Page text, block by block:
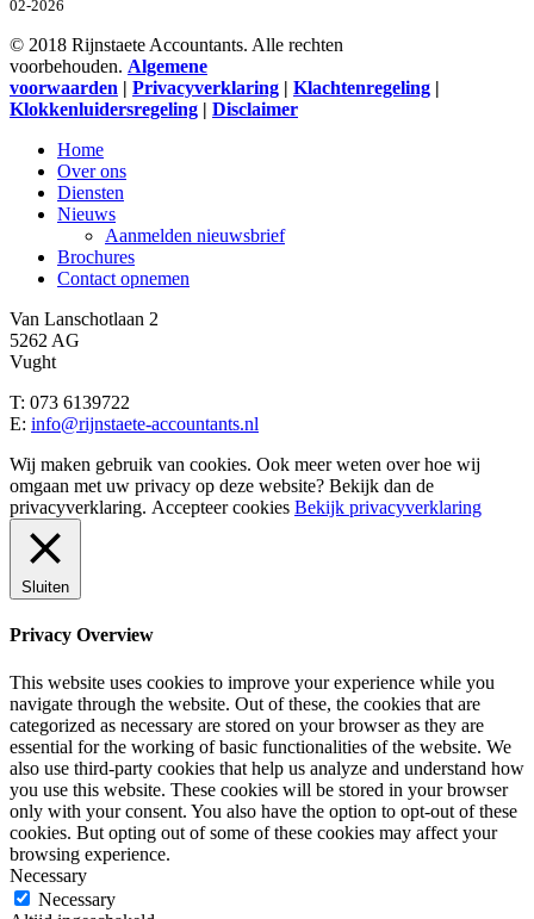
02-2026
© 2018 Rijnstaete Accountants. Alle rechten
voorbehouden. Algemene
voorwaarden | Privacyverklaring | Klachtenregeling |
Klokkenluidersregeling | Disclaimer
Close
Menu
Home
Over ons
Diensten
Nieuws
Aanmelden nieuwsbrief
Brochures
Contact opnemen
Van Lanschotlaan 2
5262 AG
Vught
T: 073 6139722
E: info@rijnstaete-accountants.nl
Wij maken gebruik van cookies. Ook meer weten over hoe wij
omgaan met uw privacy op deze website? Bekijk dan de
privacyverklaring. Accepteer cookies Bekijk privacyverklaring
Sluiten
Privacy Overview
This website uses cookies to improve your experience while you
navigate through the website. Out of these, the cookies that are
categorized as necessary are stored on your browser as they are
essential for the working of basic functionalities of the website. We
also use third-party cookies that help us analyze and understand how
you use this website. These cookies will be stored in your browser
only with your consent. You also have the option to opt-out of these
cookies. But opting out of some of these cookies may affect your
browsing experience.
Necessary
Necessary